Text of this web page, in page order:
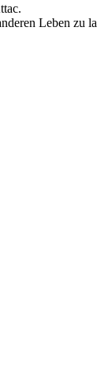
Leben zu